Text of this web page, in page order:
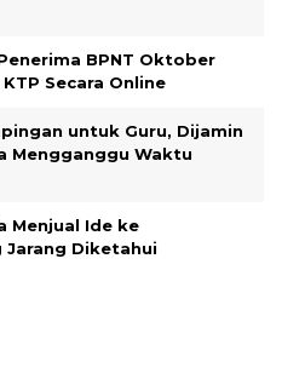
BPNT Oktober
Secara Online
untuk Guru, Dijamin
Mengganggu Waktu
Menjual Ide ke
Jarang Diketahui